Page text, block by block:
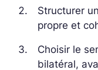
Structurer
propre et
Choisir le
bilatéral,